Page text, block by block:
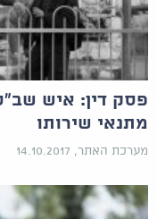
פסק דין: איש
מתנאי שירותו
מערכת האתר, 14.10.2017